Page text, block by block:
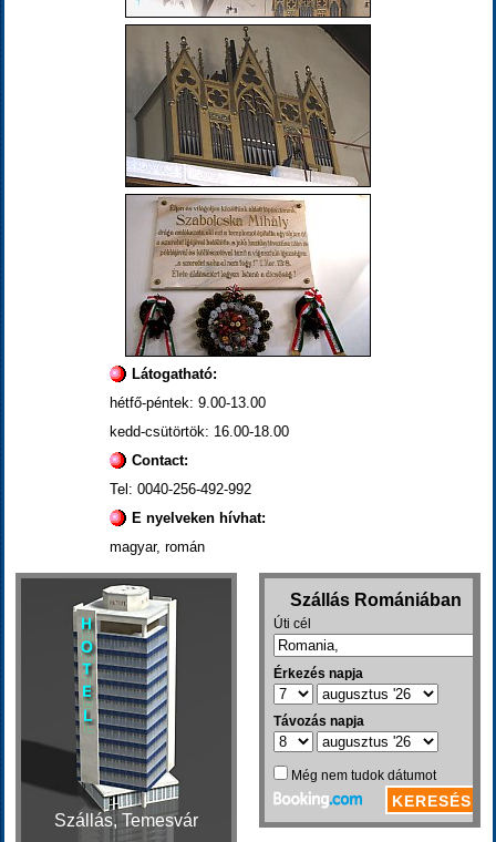
Látogatható:
hétfő-péntek: 9.00-13.00
kedd-csütörtök: 16.00-18.00
Contact:
Tel: 0040-256-492-992
E nyelveken hívhat:
magyar, román
Szállás, Temesvár